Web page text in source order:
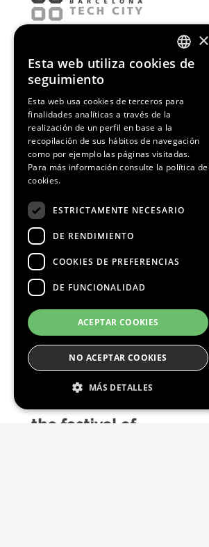
Media Partners
ENGLISH
×
Esta web utiliza cookies de
seguimiento
Esta web usa cookies de terceros para
finalidades analíticas a través de la
realización de un perfil en base a la
recopilación de sus hábitos de navegación
como por ejemplo las páginas visitadas.
Para más información consulte la política de
cookies.
ESTRICTAMENTE NECESARIO
DE RENDIMIENTO
COOKIES DE PREFERENCIAS
DE FUNCIONALIDAD
ACEPTAR COOKIES
NO ACEPTAR COOKIES
MÁS DETALLES